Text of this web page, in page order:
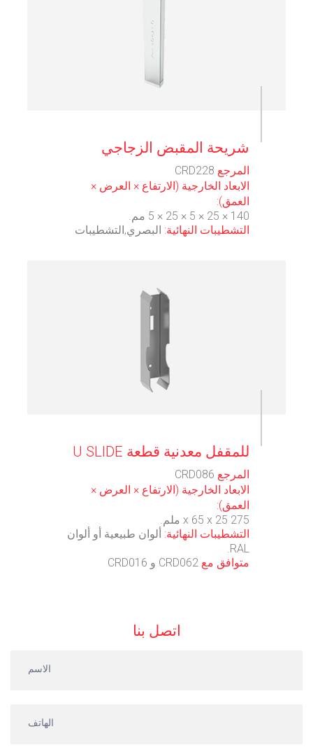
شريحة المقبض الزجاجي
المرجع
الابعاد الخارجية (الارتفاع × العرض ×
العمق):
140 × 25 × 5 × 25 × 5 مم.
التشطيبات النهائية: البصري,التشطيبات
‫للمقفل‬ ‫معدنية‬ ‫قطعة‬ ‫‪U‬‬ ‫‪SLIDE‬‬
المرجع
الابعاد الخارجية (الارتفاع × العرض ×
العمق):
275 x 65 x 25 ملم.
التشطيبات النهائية: ألوان طبيعية أو ألوان
RAL.
متوافق مع
اتصل بنا
كونتاكتو